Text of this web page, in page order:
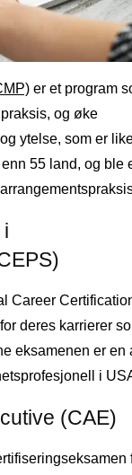
er et program
og øke
ytelse, som er
55 land, og ble
Career
deres karrierer
eksamenen er en
i
(CAE)